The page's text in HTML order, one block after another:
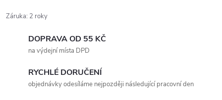
Záruka: 2 roky
DOPRAVA OD 55 KČ
na výdejní místa DPD
RYCHLÉ DORUČENÍ
objednávky odesíláme nejpozději následující pracovní den